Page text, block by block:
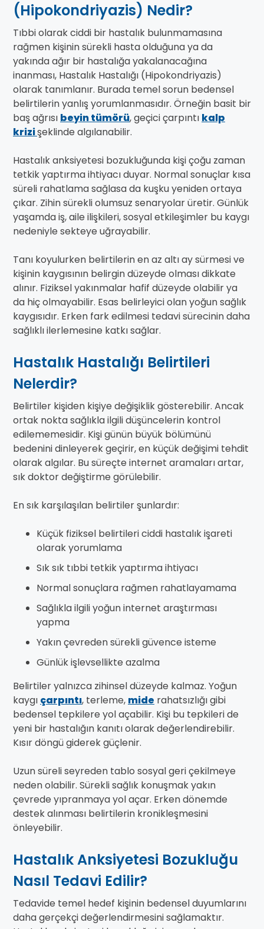
(Hipokondriyazis) Nedir?
Tıbbi olarak ciddi bir hastalık bulunmamasına
rağmen kişinin sürekli hasta olduğuna ya da
yakında ağır bir hastalığa yakalanacağına
inanması, Hastalık Hastalığı (Hipokondriyazis)
olarak tanımlanır. Burada temel sorun bedensel
belirtilerin yanlış yorumlanmasıdır. Örneğin basit bir
baş ağrısı beyin tümörü, geçici çarpıntı kalp
krizişeklinde algılanabilir.
Hastalık anksiyetesi bozukluğunda kişi çoğu zaman
tetkik yaptırma ihtiyacı duyar. Normal sonuçlar kısa
süreli rahatlama sağlasa da kuşku yeniden ortaya
çıkar. Zihin sürekli olumsuz senaryolar üretir. Günlük
yaşamda iş, aile ilişkileri, sosyal etkileşimler bu kaygı
nedeniyle sekteye uğrayabilir.
Tanı koyulurken belirtilerin en az altı ay sürmesi ve
kişinin kaygısının belirgin düzeyde olması dikkate
alınır. Fiziksel yakınmalar hafif düzeyde olabilir ya
da hiç olmayabilir. Esas belirleyici olan yoğun sağlık
kaygısıdır. Erken fark edilmesi tedavi sürecinin daha
sağlıklı ilerlemesine katkı sağlar.
Hastalık Hastalığı Belirtileri
Nelerdir?
Belirtiler kişiden kişiye değişiklik gösterebilir. Ancak
ortak nokta sağlıkla ilgili düşüncelerin kontrol
edilememesidir. Kişi günün büyük bölümünü
bedenini dinleyerek geçirir, en küçük değişimi tehdit
olarak algılar. Bu süreçte internet aramaları artar,
sık doktor değiştirme görülebilir.
En sık karşılaşılan belirtiler şunlardır:
Küçük fiziksel belirtileri ciddi hastalık işareti
olarak yorumlama
Sık sık tıbbi tetkik yaptırma ihtiyacı
Normal sonuçlara rağmen rahatlayamama
Sağlıkla ilgili yoğun internet araştırması
yapma
Yakın çevreden sürekli güvence isteme
Günlük işlevsellikte azalma
Belirtiler yalnızca zihinsel düzeyde kalmaz. Yoğun
kaygı çarpıntı, terleme, mide rahatsızlığı gibi
bedensel tepkilere yol açabilir. Kişi bu tepkileri de
yeni bir hastalığın kanıtı olarak değerlendirebilir.
Kısır döngü giderek güçlenir.
Uzun süreli seyreden tablo sosyal geri çekilmeye
neden olabilir. Sürekli sağlık konuşmak yakın
çevrede yıpranmaya yol açar. Erken dönemde
destek alınması belirtilerin kronikleşmesini
önleyebilir.
Hastalık Anksiyetesi Bozukluğu
Nasıl Tedavi Edilir?
Tedavide temel hedef kişinin bedensel duyumlarını
daha gerçekçi değerlendirmesini sağlamaktır.